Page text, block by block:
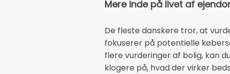
Mere inde på livet af
De fleste danskere tror, at
fokuserer på potentielle
flere vurderinger af bolig, kan
klogere på, hvad der virker